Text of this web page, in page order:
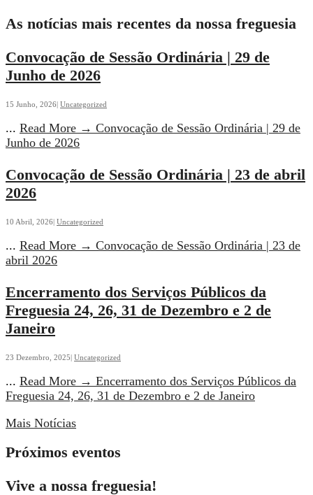
As notícias mais recentes da nossa freguesia
Convocação de Sessão Ordinária | 29 de
Junho de 2026
15 Junho, 2026| Uncategorized
... Read More → Convocação de Sessão Ordinária | 29 de
Junho de 2026
Convocação de Sessão Ordinária | 23 de abril
2026
10 Abril, 2026| Uncategorized
... Read More → Convocação de Sessão Ordinária | 23 de
abril 2026
Encerramento dos Serviços Públicos da
Freguesia 24, 26, 31 de Dezembro e 2 de
Janeiro
23 Dezembro, 2025| Uncategorized
... Read More → Encerramento dos Serviços Públicos da
Freguesia 24, 26, 31 de Dezembro e 2 de Janeiro
Mais Notícias
Próximos eventos
Vive a nossa freguesia!